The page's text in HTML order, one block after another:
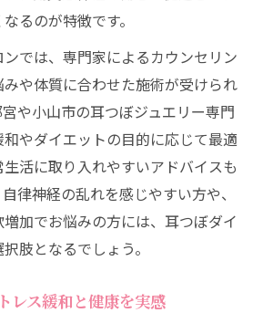
るのが特徴です。
では、専門家によるカウンセリン
や体質に合わせた施術が受けられ
や小山市の耳つぼジュエリー専門
やダイエットの目的に応じて最適
活に取り入れやすいアドバイスも
律神経の乱れを感じやすい方や、
加でお悩みの方には、耳つぼダイ
肢となるでしょう。
レス緩和と健康を実感